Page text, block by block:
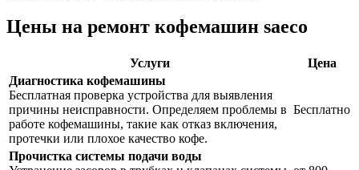
Цены на ремонт кофемашин saeco
Услуги
Цена
Диагностика кофемашины
Бесплатная проверка устройства для выявления
причины неисправности. Определяем проблемы в
работе кофемашины, такие как отказ включения,
протечки или плохое качество кофе.
Бесплатно
Прочистка системы подачи воды